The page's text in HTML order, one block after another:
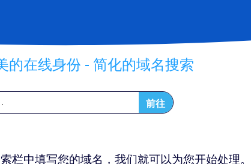
的在线身份 - 简化的域名搜索
前往
栏中填写您的域名，我们就可以为您开始处理